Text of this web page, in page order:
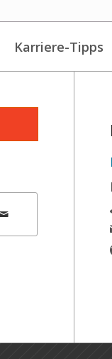
Karriere-Tipps